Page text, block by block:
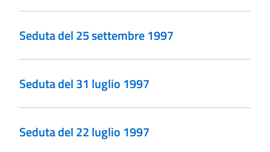
Seduta del 25 settembre 1997
Seduta del 31 luglio 1997
Seduta del 22 luglio 1997